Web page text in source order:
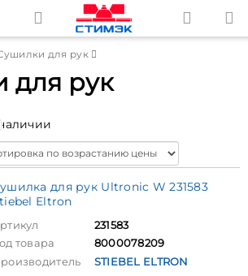
для рук
для рук
наличии
для рук Ultronic W 231583
Eltron
231583
товара
8000078209
STIEBEL ELTRON